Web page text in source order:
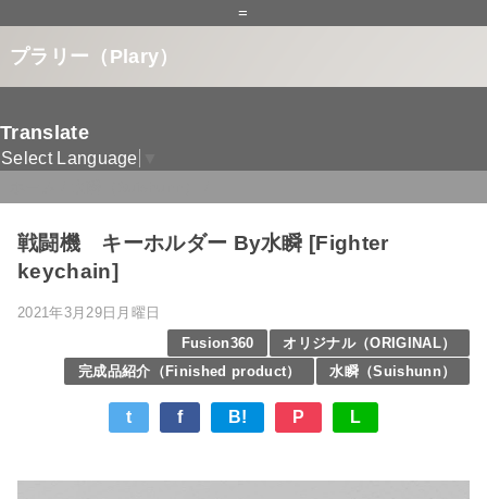
=
プラリー（Plary）
Translate
Select Language
戦闘機 キーホルダー By水瞬 [Fighter
keychain]
2021年3月29日月曜日
Fusion360
オリジナル（ORIGINAL）
完成品紹介（Finished product）
水瞬（Suishunn）
t f B! P L